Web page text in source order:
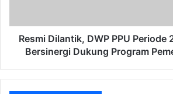
Bersinergi
Dukung
Program
Resmi Dilantik, DWP PPU
Bersinergi Dukung Program